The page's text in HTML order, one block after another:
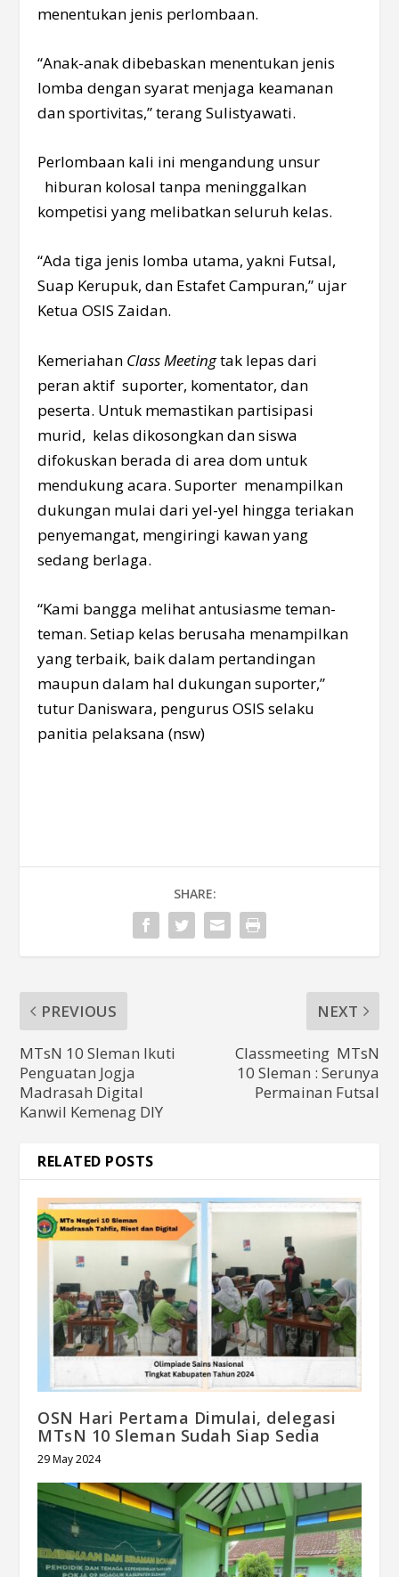
menentukan jenis perlombaan.
“Anak-anak dibebaskan menentukan jenis
lomba dengan syarat menjaga keamanan
dan sportivitas,” terang Sulistyawati.
Perlombaan kali ini mengandung unsur
hiburan kolosal tanpa meninggalkan
kompetisi yang melibatkan seluruh kelas.
“Ada tiga jenis lomba utama, yakni Futsal,
Suap Kerupuk, dan Estafet Campuran,” ujar
Ketua OSIS Zaidan.
Kemeriahan Class Meetingtak lepas dari
peran aktif suporter, komentator, dan
peserta. Untuk memastikan partisipasi
murid, kelas dikosongkan dan siswa
difokuskan berada di area dom untuk
mendukung acara. Suporter menampilkan
dukungan mulai dari yel-yel hingga teriakan
penyemangat, mengiringi kawan yang
sedang berlaga.
“Kami bangga melihat antusiasme teman-
teman. Setiap kelas berusaha menampilkan
yang terbaik, baik dalam pertandingan
maupun dalam hal dukungan suporter,”
tutur Daniswara, pengurus OSIS selaku
panitia pelaksana (nsw)
SHARE:
PREVIOUS
MTsN 10 Sleman Ikuti
Penguatan Jogja
Madrasah Digital
Kanwil Kemenag DIY
NEXT
Classmeeting MTsN
10 Sleman : Serunya
Permainan Futsal
RELATED POSTS
OSN Hari Pertama Dimulai, delegasi
MTsN 10 Sleman Sudah Siap Sedia
29 May 2024